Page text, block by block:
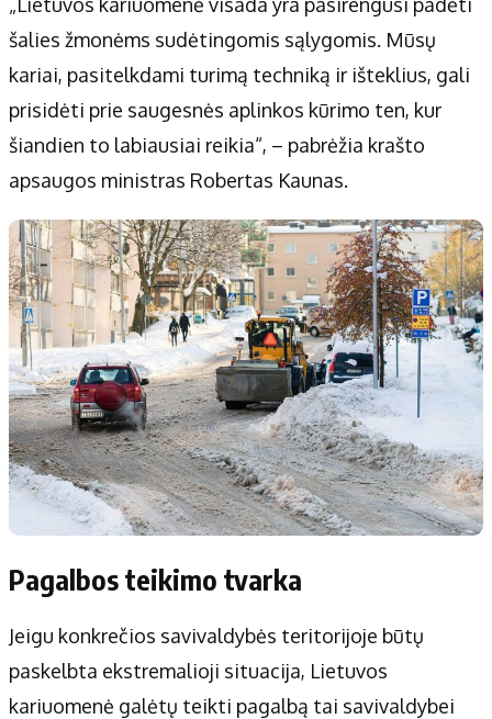
šalies žmonėms sudėtingomis sąlygomis. Mūsų
kariai, pasitelkdami turimą techniką ir išteklius, gali
prisidėti prie saugesnės aplinkos kūrimo ten, kur
šiandien to labiausiai reikia“, – pabrėžia krašto
apsaugos ministras Robertas Kaunas.
Pagalbos teikimo tvarka
Jeigu konkrečios savivaldybės teritorijoje būtų
paskelbta ekstremalioji situacija, Lietuvos
kariuomenė galėtų teikti pagalbą tai savivaldybei